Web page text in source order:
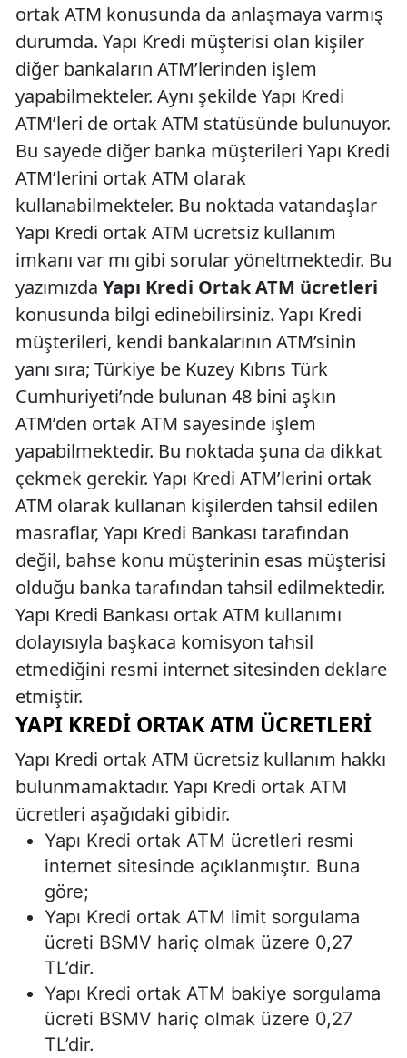
ortak ATM konusunda da anlaşmaya varmış
durumda. Yapı Kredi müşterisi olan kişiler
diğer bankaların ATM’lerinden işlem
yapabilmekteler. Aynı şekilde Yapı Kredi
ATM’leri de ortak ATM statüsünde bulunuyor.
Bu sayede diğer banka müşterileri Yapı Kredi
ATM’lerini ortak ATM olarak
kullanabilmekteler. Bu noktada vatandaşlar
Yapı Kredi ortak ATM ücretsiz kullanım
imkanı var mı gibi sorular yöneltmektedir. Bu
yazımızda Yapı Kredi Ortak ATM ücretleri
konusunda bilgi edinebilirsiniz. Yapı Kredi
müşterileri, kendi bankalarının ATM’sinin
yanı sıra; Türkiye be Kuzey Kıbrıs Türk
Cumhuriyeti’nde bulunan 48 bini aşkın
ATM’den ortak ATM sayesinde işlem
yapabilmektedir. Bu noktada şuna da dikkat
çekmek gerekir. Yapı Kredi ATM’lerini ortak
ATM olarak kullanan kişilerden tahsil edilen
masraflar, Yapı Kredi Bankası tarafından
değil, bahse konu müşterinin esas müşterisi
olduğu banka tarafından tahsil edilmektedir.
Yapı Kredi Bankası ortak ATM kullanımı
dolayısıyla başkaca komisyon tahsil
etmediğini resmi internet sitesinden deklare
etmiştir.
YAPI KREDI ORTAK ATM ÜCRETLERI
Yapı Kredi ortak ATM ücretsiz kullanım hakkı
bulunmamaktadır. Yapı Kredi ortak ATM
ücretleri aşağıdaki gibidir.
Yapı Kredi ortak ATM ücretleri resmi
internet sitesinde açıklanmıştır. Buna
göre;
Yapı Kredi ortak ATM limit sorgulama
ücreti BSMV hariç olmak üzere 0,27
TL’dir.
Yapı Kredi ortak ATM bakiye sorgulama
ücreti BSMV hariç olmak üzere 0,27
TL’dir.